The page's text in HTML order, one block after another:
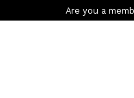
Are you a